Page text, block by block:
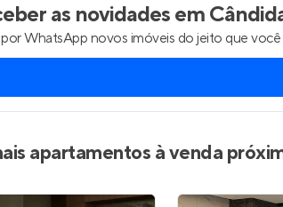
as novidadesem
WhatsApp novos imóveis do jeito que
apartamentos à venda